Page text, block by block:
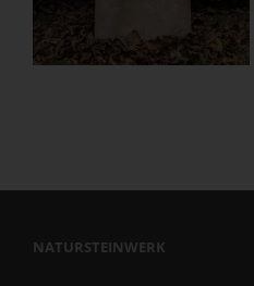
NATURSTEINWERK